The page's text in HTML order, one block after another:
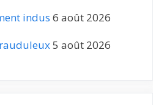
indus 6 août 2026
5 août 2026